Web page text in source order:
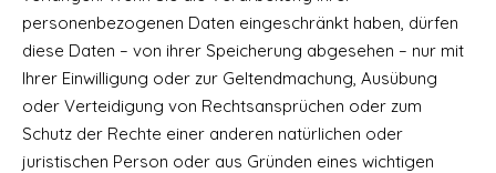
personenbezogenen Daten eingeschränkt haben, dürfen
diese Daten – von ihrer Speicherung abgesehen – nur mit
Ihrer Einwilligung oder zur Geltendmachung, Ausübung
oder Verteidigung von Rechtsansprüchen oder zum
Schutz der Rechte einer anderen natürlichen oder
juristischen Person oder aus Gründen eines wichtigen